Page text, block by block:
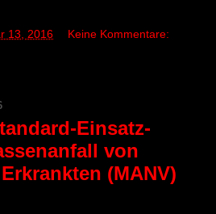
13, 2016 Keine Kommentare:
Einsatz-
von
(MANV)